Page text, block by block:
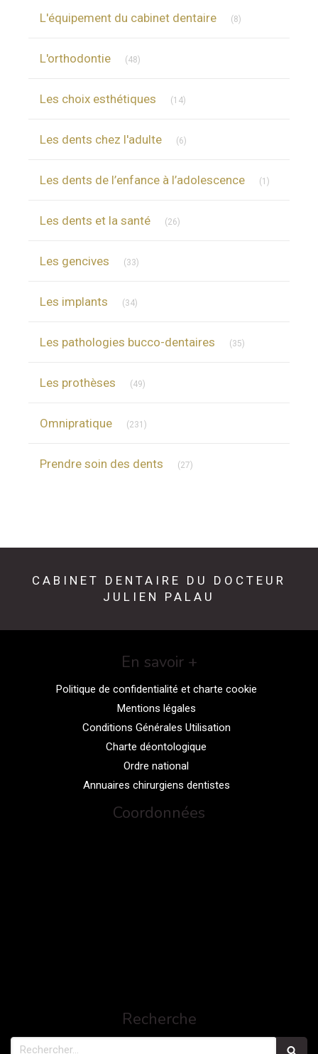
L'équipement du cabinet dentaire (8)
L'orthodontie (48)
Les choix esthétiques (14)
Les dents chez l'adulte (6)
Les dents de l’enfance à l’adolescence (1)
Les dents et la santé (26)
Les gencives (33)
Les implants (34)
Les pathologies bucco-dentaires (35)
Les prothèses (49)
Omnipratique (231)
Prendre soin des dents (27)
CABINET DENTAIRE DU DOCTEUR
JULIEN PALAU
En savoir +
Politique de confidentialité et charte cookie
Mentions légales
Conditions Générales Utilisation
Charte déontologique
Ordre national
Annuaires chirurgiens dentistes
Coordonnées
Recherche
Rechercher